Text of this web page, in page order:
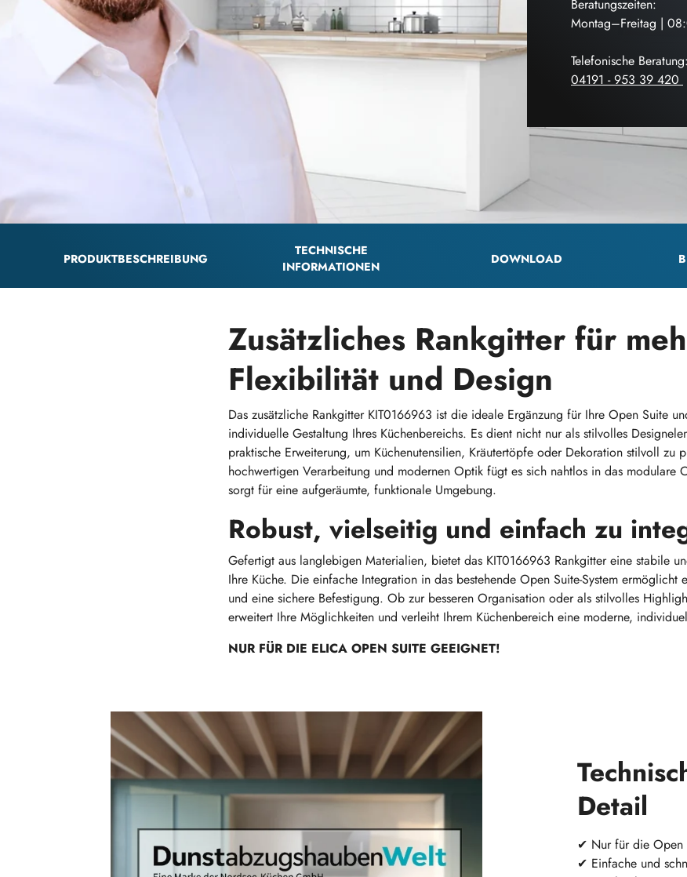
Beratungszeiten:
Montag–Freitag |
Telefonische Beratung:
04191 - 953 39 420
PRODUKTBESCHREIBUNG
TECHNISCHE
INFORMATIONEN
DOWNLOAD
Zusätzliches Rankgitter für
Flexibilität und Design
Das zusätzliche Rankgitter KIT0166963 ist die ideale Ergänzung für Ihre Open Suite
individuelle Gestaltung Ihres Küchenbereichs. Es dient nicht nur als stilvolles
praktische Erweiterung, um Küchenutensilien, Kräutertöpfe oder Dekoration stilvoll zu
hochwertigen Verarbeitung und modernen Optik fügt es sich nahtlos in das modulare
sorgt für eine aufgeräumte, funktionale Umgebung.
Robust, vielseitig und einfach zu
Gefertigt aus langlebigen Materialien, bietet das KIT0166963 Rankgitter eine stabile
Ihre Küche. Die einfache Integration in das bestehende Open Suite-System ermöglicht
und eine sichere Befestigung. Ob zur besseren Organisation oder als stilvolles
erweitert Ihre Möglichkeiten und verleiht Ihrem Küchenbereich eine moderne,
NUR FÜR DIE ELICA OPEN SUITE GEEIGNET!
Detail
✔ Nur für die Open
✔ Einfache und